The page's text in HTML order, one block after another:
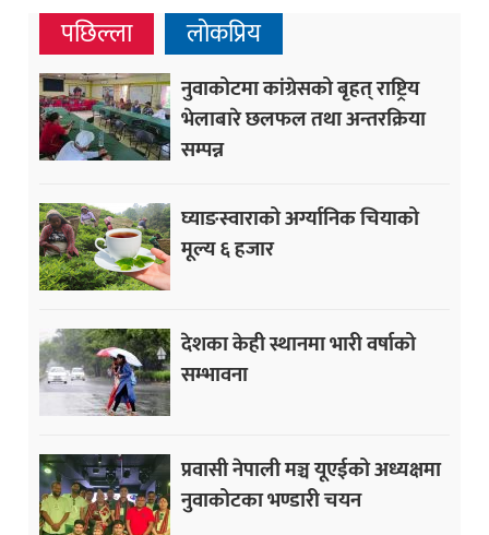
पछिल्ला लोकप्रिय
नुवाकोटमा कांग्रेसको बृहत् राष्ट्रिय
भेलाबारे छलफल तथा अन्तरक्रिया
सम्पन्न
घ्याङस्वाराको अर्ग्यानिक चियाको
मूल्य ६ हजार
देशका केही स्थानमा भारी वर्षाको
सम्भावना
प्रवासी नेपाली मञ्च यूएईको अध्यक्षमा
नुवाकोटका भण्डारी चयन